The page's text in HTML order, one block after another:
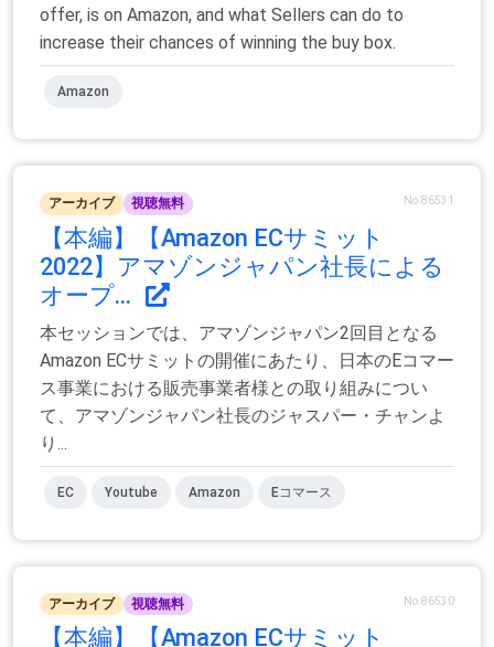
offer, is on Amazon, and what Sellers can do to
increase their chances of winning the buy box.
Amazon
アーカイブ 視聴無料 No.86531
【本編】【Amazon ECサミット
2022】アマゾンジャパン社長による
オープ...
本セッションでは、アマゾンジャパン2回目となる
Amazon ECサミットの開催にあたり、日本のEコマー
ス事業における販売事業者様との取り組みについ
て、アマゾンジャパン社長のジャスパー・チャンよ
り...
EC Youtube Amazon Eコマース
アーカイブ 視聴無料 No.86530
【本編】【Amazon ECサミット